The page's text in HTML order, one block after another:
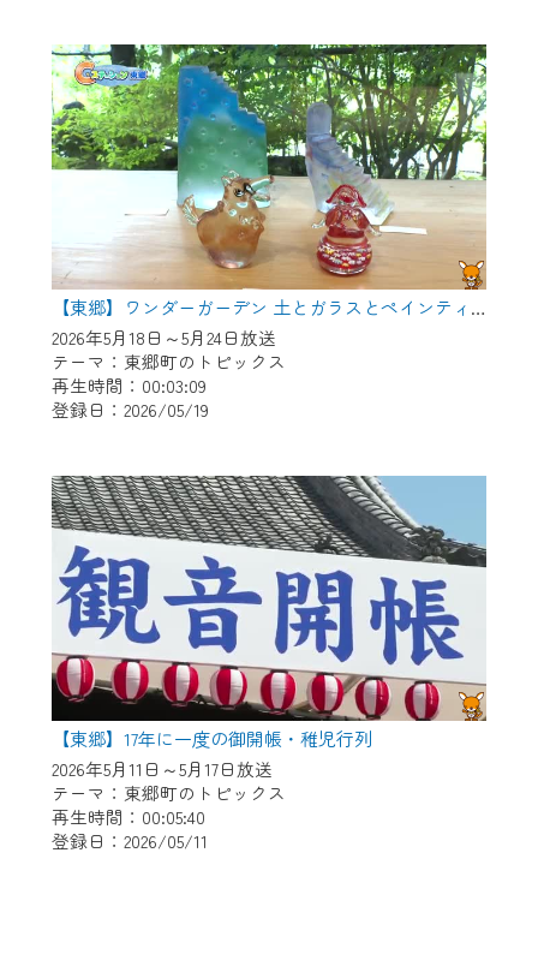
【東郷】ワンダーガーデン 土とガラスとペインティング
2026年5月18日～5月24日放送
テーマ：東郷町のトピックス
再生時間：00:03:09
登録日：2026/05/19
【東郷】17年に一度の御開帳・稚児行列
2026年5月11日～5月17日放送
テーマ：東郷町のトピックス
再生時間：00:05:40
登録日：2026/05/11